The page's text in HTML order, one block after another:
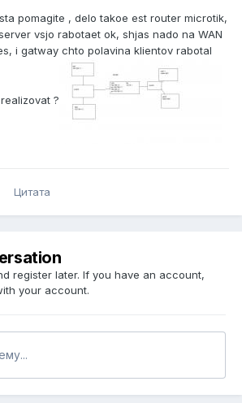
pomagite , delo takoe est router microtik,
vsjo rabotaet ok, shjas nado na WAN
i gatway chto polavina klientov rabotal
?
Цитата
register later. If you have an account,
your account.